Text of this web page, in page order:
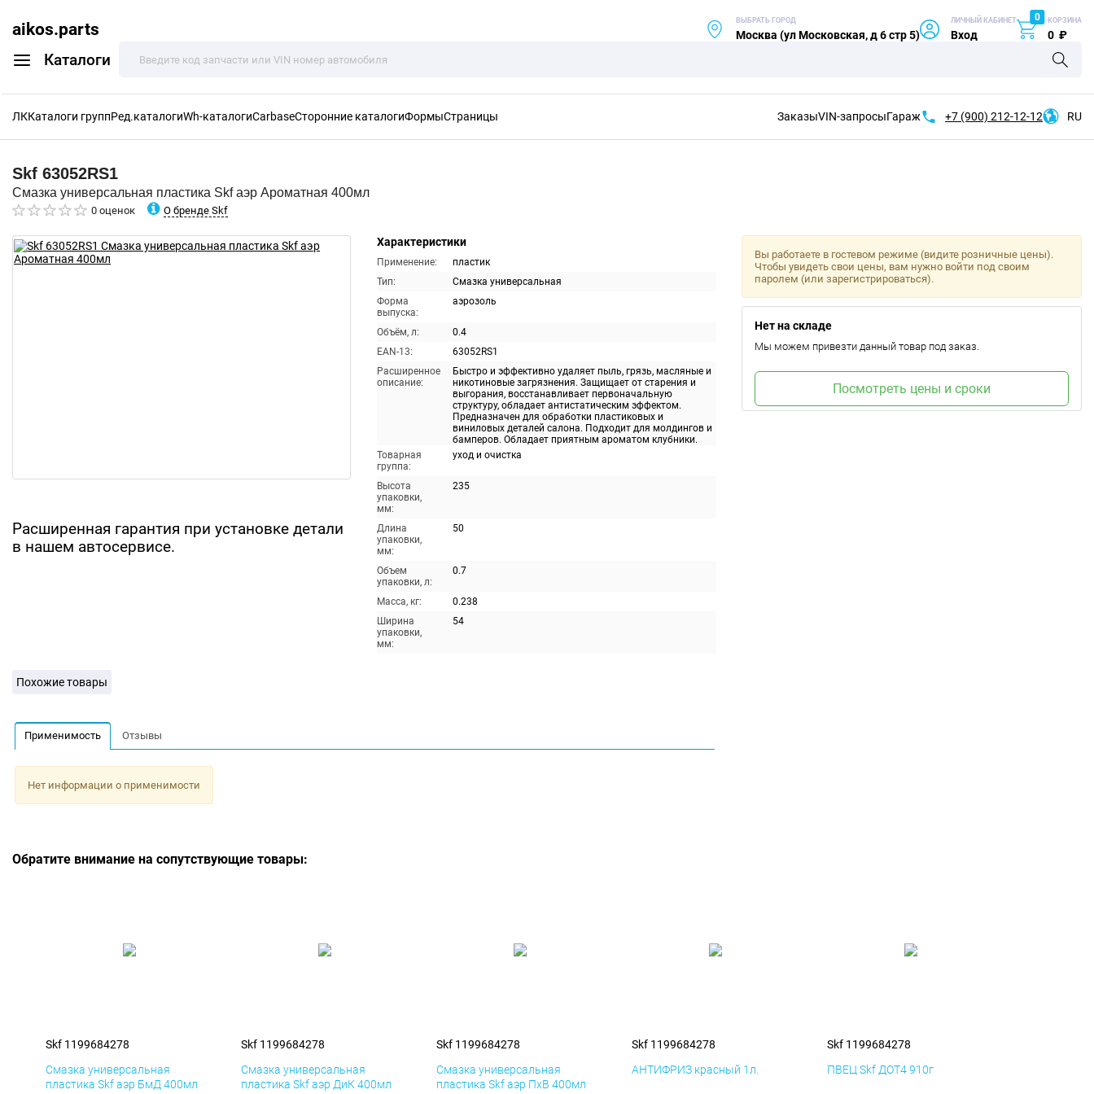
aikos.parts
Каталоги
ВЫБРАТЬ ГОРОД
Москва (ул Московская, д 6 стр 5)
ЛИЧНЫЙ КАБИНЕТ
Вход
0 КОРЗИНА
0 ₽
ЛККаталоги группРед.каталогиWh-каталогиCarbaseСторонние каталогиФормыСтраницы ЗаказыVIN-запросыГараж +7 (900) 212-12-12 RU
Skf 63052RS1
Смазка универсальная пластика Skf аэр Ароматная 400мл
0 оценок О бренде Skf
Расширенная гарантия при установке детали
в нашем автосервисе.
Характеристики
Применение:
пластик
Тип:
Смазка универсальная
Форма
выпуска:
аэрозоль
Объём, л:
0.4
EAN-13:
63052RS1
Расширенное
описание:
Быстро и эффективно удаляет пыль, грязь, масляные и
никотиновые загрязнения. Защищает от старения и
выгорания, восстанавливает первоначальную
структуру, обладает антистатическим эффектом.
Предназначен для обработки пластиковых и
виниловых деталей салона. Подходит для молдингов и
бамперов. Обладает приятным ароматом клубники.
Товарная
группа:
уход и очистка
Высота
упаковки,
мм:
235
Длина
упаковки,
мм:
50
Объем
упаковки, л:
0.7
Масса, кг:
0.238
Ширина
упаковки,
мм:
54
Вы работаете в гостевом режиме (видите розничные цены).
Чтобы увидеть свои цены, вам нужно войти под своим
паролем (или зарегистрироваться).
Нет на складе
Мы можем привезти данный товар под заказ.
Посмотреть цены и сроки
Похожие товары
Применимость Отзывы
Нет информации о применимости
Обратите внимание на сопутствующие товары:
Skf 1199684278
Смазка универсальная
пластика Skf аэр БмД 400мл
Skf 1199684278
Смазка универсальная
пластика Skf аэр ДиК 400мл
Skf 1199684278
Смазка универсальная
пластика Skf аэр ПхВ 400мл
Skf 1199684278
АНТИФРИЗ красный 1л.
Skf 1199684278
ПВЕЦ Skf ДОТ4 910г